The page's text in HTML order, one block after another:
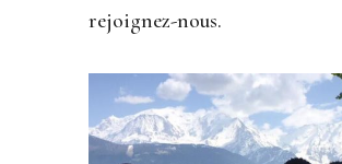
rejoignez-nous.